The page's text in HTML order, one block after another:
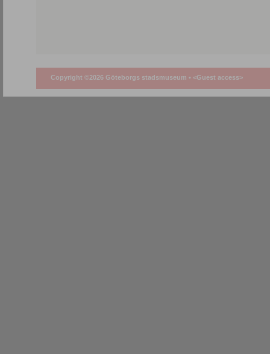
Copyright ©2026 Göteborgs stadsmuseum • <Guest access>